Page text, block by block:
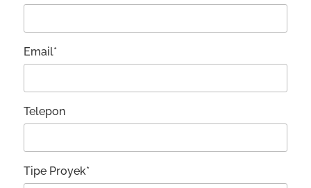
Email*
Telepon
Tipe Proyek*